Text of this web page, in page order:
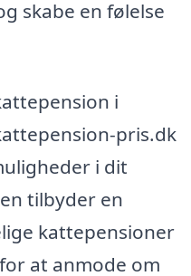
skabe en følelse
i
pris.dk
i dit
tilbyder en
kattepensioner
at anmode om